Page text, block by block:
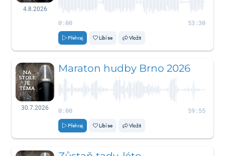
4.8.2026
0:00 53:30
Přehraj Líbí se Vložit
30.7.2026
Maraton hudby Brno 2026
0:00 59:55
Přehraj Líbí se Vložit